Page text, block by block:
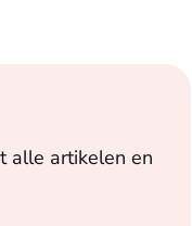
alle artikelen en